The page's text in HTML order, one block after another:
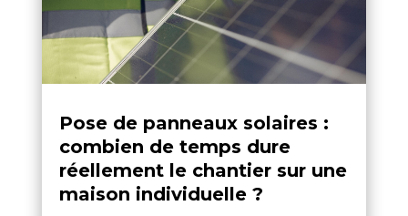
Pose de panneaux solaires :
combien de temps dure
réellement le chantier sur une
maison individuelle ?